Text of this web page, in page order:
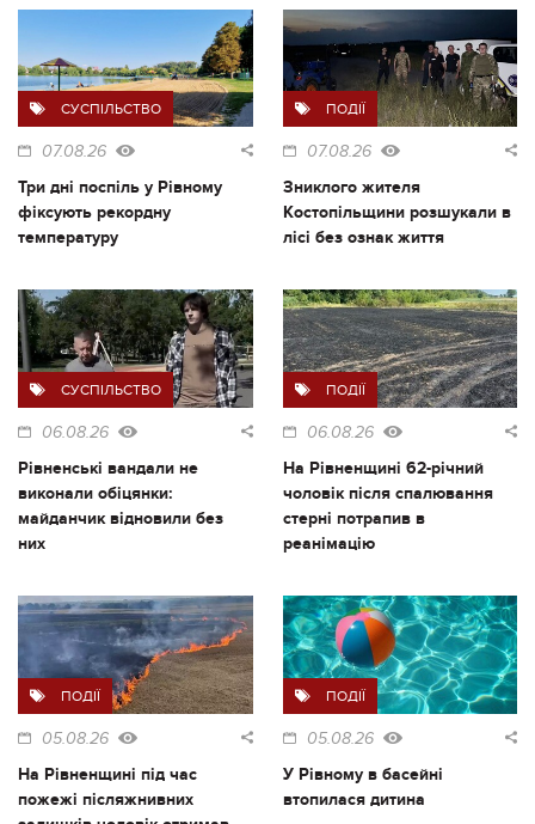
СУСПІЛЬСТВО
07.08.26
Три дні поспіль у Рівному
фіксують рекордну
температуру
ПОДІЇ
07.08.26
Зниклого жителя
Костопільщини розшукали в
лісі без ознак життя
СУСПІЛЬСТВО
06.08.26
Рівненські вандали не
виконали обіцянки:
майданчик відновили без
них
ПОДІЇ
06.08.26
На Рівненщині 62-річний
чоловік після спалювання
стерні потрапив в
реанімацію
ПОДІЇ
05.08.26
На Рівненщині під час
пожежі післяжнивних
ПОДІЇ
05.08.26
У Рівному в басейні
втопилася дитина